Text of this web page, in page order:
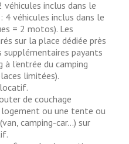
inclus dans le
véhicules inclus dans le
= 2 motos). Les
sur la place dédiée près
payants
l’entrée du camping
limitées).
de couchage
ou une tente ou
camping-car…) sur